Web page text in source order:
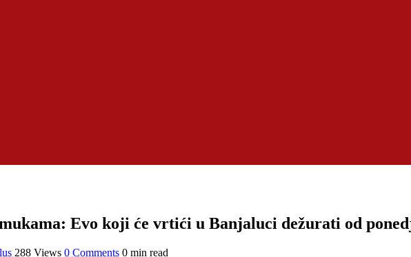
Evo koji će vrtići u Banjaluci dežurati od
288 Views 0 Comments 0 min read